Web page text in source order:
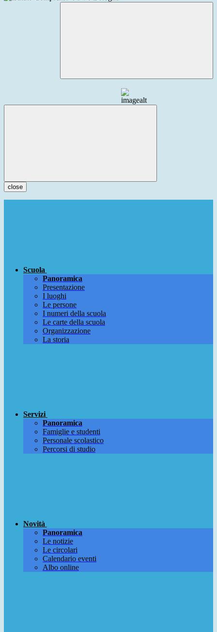
close
Scuola
Panoramica
Presentazione
I luoghi
Le persone
I numeri della scuola
Le carte della scuola
Organizzazione
La storia
Servizi
Panoramica
Famiglie e studenti
Personale scolastico
Percorsi di studio
Novità
Panoramica
Le notizie
Le circolari
Calendario eventi
Albo online